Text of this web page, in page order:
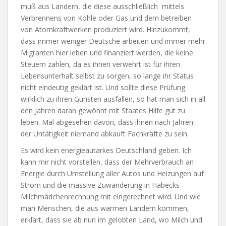
muß aus Ländern, die diese ausschließlich mittels
Verbrennens von Kohle oder Gas und dem betreiben
von Atomkraftwerken produziert wird. Hinzukommt,
dass immer weniger Deutsche arbeiten und immer mehr
Migranten hier leben und finanziert werden, die keine
Steuern zahlen, da es ihnen verwehrt ist für ihren
Lebensunterhalt selbst zu sorgen, so lange ihr Status
nicht eindeutig geklärt ist. Und sollte diese Prüfung
wirklich zu ihren Gunsten ausfallen, so hat man sich in all
den Jahren daran gewöhnt mit Staates Hilfe gut zu
leben. Mal abgesehen davon, dass ihnen nach Jahren
der Untätigkeit niemand abkauft Fachkräfte zu sein.
Es wird kein energieautarkes Deutschland geben. Ich
kann mir nicht vorstellen, dass der Mehrverbrauch an
Energie durch Umstellung aller Autos und Heizungen auf
Strom und die massive Zuwanderung in Habecks
Milchmädchenrechnung mit eingerechnet wird. Und wie
man Menschen, die aus warmen Ländern kommen,
erklärt, dass sie ab nun im gelobten Land, wo Milch und